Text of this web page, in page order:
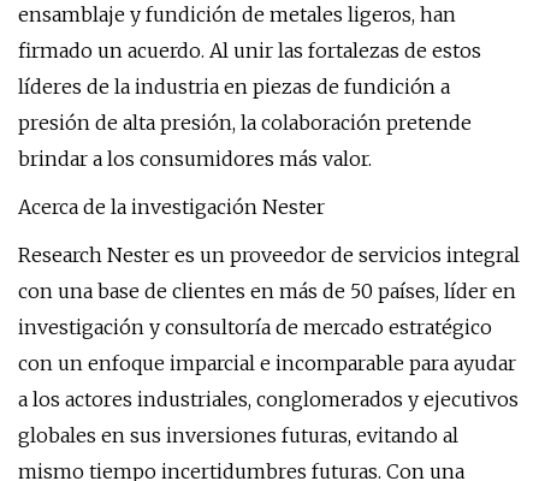
ensamblaje y fundición de metales ligeros, han
firmado un acuerdo. Al unir las fortalezas de estos
líderes de la industria en piezas de fundición a
presión de alta presión, la colaboración pretende
brindar a los consumidores más valor.
Acerca de la investigación Nester
Research Nester es un proveedor de servicios integral
con una base de clientes en más de 50 países, líder en
investigación y consultoría de mercado estratégico
con un enfoque imparcial e incomparable para ayudar
a los actores industriales, conglomerados y ejecutivos
globales en sus inversiones futuras, evitando al
mismo tiempo incertidumbres futuras. Con una